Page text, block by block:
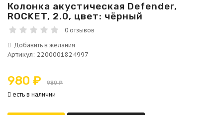
Колонка акустическая Defender,
ROCKET, 2.0, цвет: чёрный
0 отзывов
Артикул: 2200001824997
980 ₽ 980 ₽
есть в наличии